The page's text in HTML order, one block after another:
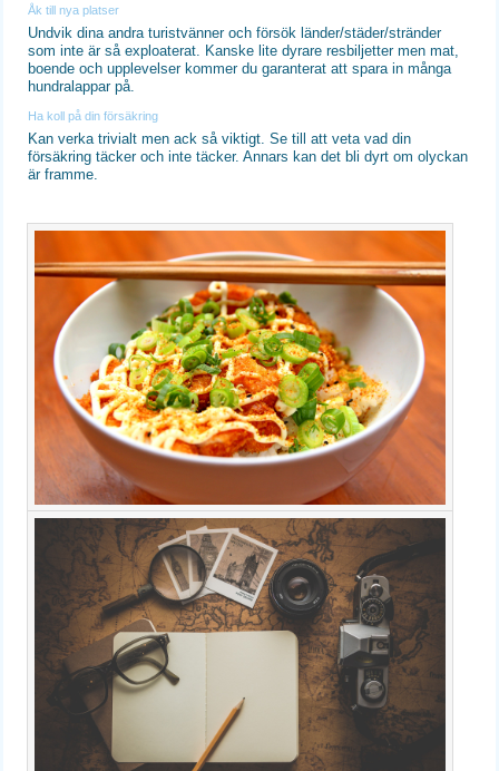
Åk till nya platser
Undvik dina andra turistvänner och försök länder/städer/stränder
som inte är så exploaterat. Kanske lite dyrare resbiljetter men mat,
boende och upplevelser kommer du garanterat att spara in många
hundralappar på.
Ha koll på din försäkring
Kan verka trivialt men ack så viktigt. Se till att veta vad din
försäkring täcker och inte täcker. Annars kan det bli dyrt om olyckan
är framme.